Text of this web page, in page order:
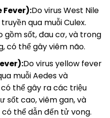
Fever):Do virus West Nile
qua muỗi Culex.
gồm sốt, đau cơ, và trong
có thể gây viêm não.
Do virus yellow fever
muỗi Aedes và
thể gây ra các triệu
sốt cao, viêm gan, và
thể dẫn đến tử vong.